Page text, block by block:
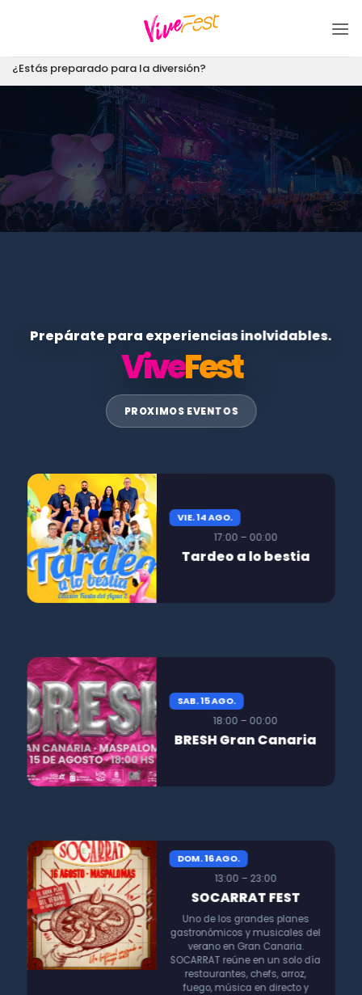
¿Estás preparado para la diversión?
Prepárate para experiencias inolvidables.
ViveFest
PROXIMOS EVENTOS
VIE. 14 AGO.
17:00 – 00:00
Tardeo a lo bestia
SAB. 15 AGO.
18:00 – 00:00
BRESH Gran Canaria
DOM. 16 AGO.
13:00 – 23:00
SOCARRAT FEST
Uno de los grandes planes
gastronómicos y musicales del
verano en Gran Canaria.
SOCARRAT reúne en un solo día
restaurantes, chefs, arroz,
fuego, música en directo y